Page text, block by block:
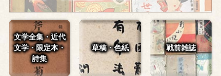
文学全集・近代
文学・ 限定本・
詩集
草稿・色紙 戦前雑誌